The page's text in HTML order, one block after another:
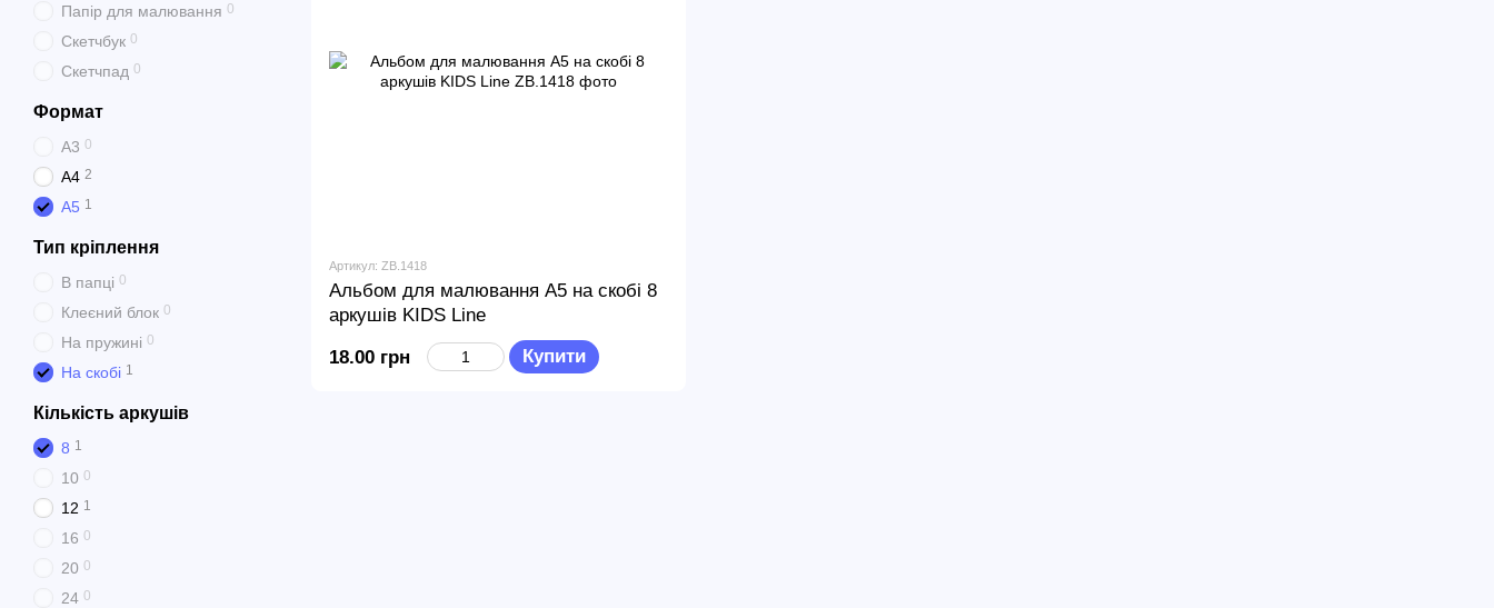
Артикул: ZB.1418
Альбом для малювання А5 на скобі 8
аркушів KIDS Line
18.00 грн Купити
Папір для малювання 0
Скетчбук 0
Скетчпад 0
Формат
А3 0
А4 2
А5 1
Тип кріплення
В папці 0
Клеєний блок 0
На пружині 0
На скобі 1
Кількість аркушів
8 1
10 0
12 1
16 0
20 0
24 0